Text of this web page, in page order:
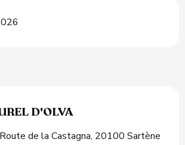
D'OLVA
de la Castagna, 20100 Sartène